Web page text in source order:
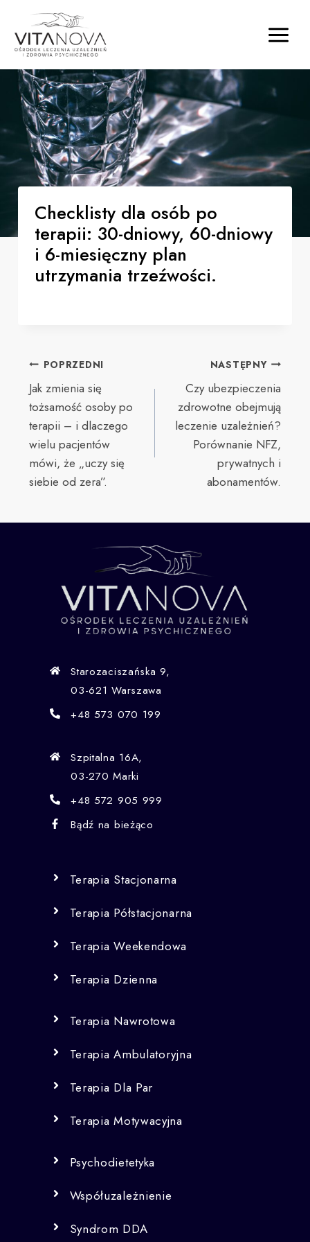
Checklisty dla osób po
terapii: 30-dniowy, 60-dniowy
i 6-miesięczny plan
utrzymania trzeźwości.
POPRZEDNI
Jak zmienia się
tożsamość osoby po
terapii – i dlaczego
wielu pacjentów
mówi, że „uczy się
siebie od zera”.
NASTĘPNY
Czy ubezpieczenia
zdrowotne obejmują
leczenie uzależnień?
Porównanie NFZ,
prywatnych i
abonamentów.
Starozaciszańska 9,
03-621 Warszawa
+48 573 070 199
Szpitalna 16A,
03-270 Marki
+48 572 905 999
Bądź na bieżąco
Terapia Stacjonarna
Terapia Półstacjonarna
Terapia Weekendowa
Terapia Dzienna
Terapia Nawrotowa
Terapia Ambulatoryjna
Terapia Dla Par
Terapia Motywacyjna
Psychodietetyka
Współuzależnienie
Syndrom DDA